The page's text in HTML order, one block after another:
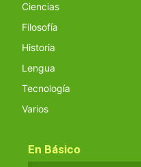
Ciencias
Filosofía
Historia
Lengua
Tecnología
Varios
En Básico